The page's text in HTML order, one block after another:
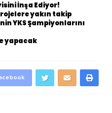
İnşa Ediyor!
yakın takip
YKS Şampiyonlarını
yapacak